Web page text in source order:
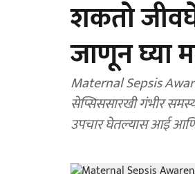
शकतो
जाणून घ्या
Maternal Sepsis
सेप्सिससारखी गंभीर
उपचार घेतल्यास आई